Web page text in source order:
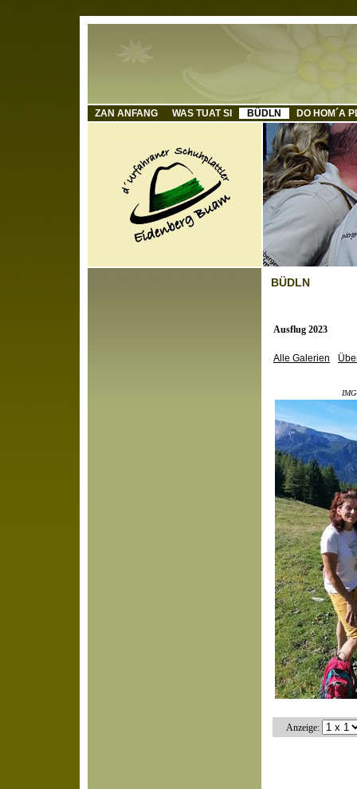
ZAN ANFANG WAS TUAT SI BÜDLN DO HOM´A
BÜDLN
Ausflug 2023
Alle Galerien
Anzeige: